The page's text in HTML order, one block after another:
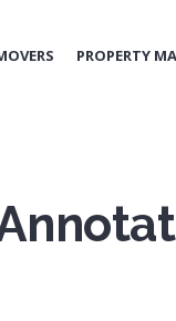
PROPERTY